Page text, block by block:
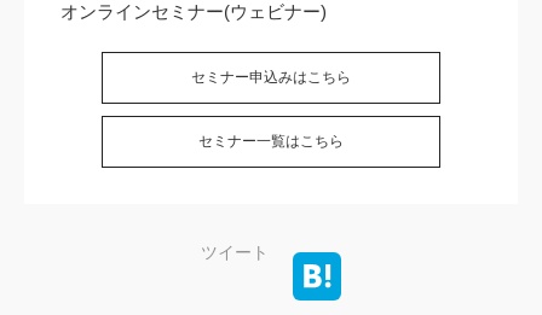
オンラインセミナー(ウェビナー)
セミナー申込みはこちら
セミナー一覧はこちら
ツイート